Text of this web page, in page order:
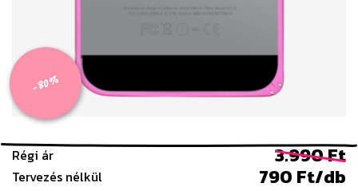
-80%
Régi ár 3.990 Ft
Tervezés nélkül 790 Ft/db